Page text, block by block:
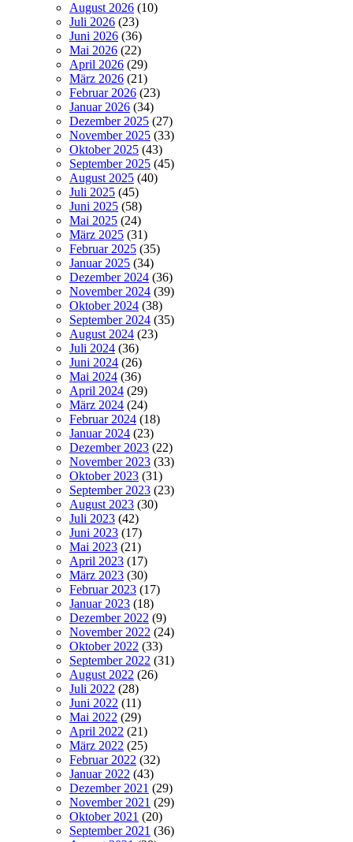
August 2026 (10)
Juli 2026 (23)
Juni 2026 (36)
Mai 2026 (22)
April 2026 (29)
März 2026 (21)
Februar 2026 (23)
Januar 2026 (34)
Dezember 2025 (27)
November 2025 (33)
Oktober 2025 (43)
September 2025 (45)
August 2025 (40)
Juli 2025 (45)
Juni 2025 (58)
Mai 2025 (24)
März 2025 (31)
Februar 2025 (35)
Januar 2025 (34)
Dezember 2024 (36)
November 2024 (39)
Oktober 2024 (38)
September 2024 (35)
August 2024 (23)
Juli 2024 (36)
Juni 2024 (26)
Mai 2024 (36)
April 2024 (29)
März 2024 (24)
Februar 2024 (18)
Januar 2024 (23)
Dezember 2023 (22)
November 2023 (33)
Oktober 2023 (31)
September 2023 (23)
August 2023 (30)
Juli 2023 (42)
Juni 2023 (17)
Mai 2023 (21)
April 2023 (17)
März 2023 (30)
Februar 2023 (17)
Januar 2023 (18)
Dezember 2022 (9)
November 2022 (24)
Oktober 2022 (33)
September 2022 (31)
August 2022 (26)
Juli 2022 (28)
Juni 2022 (11)
Mai 2022 (29)
April 2022 (21)
März 2022 (25)
Februar 2022 (32)
Januar 2022 (43)
Dezember 2021 (29)
November 2021 (29)
Oktober 2021 (20)
September 2021 (36)